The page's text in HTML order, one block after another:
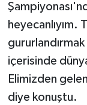
heyecanlıyım.
içerisinde
Elimizden
diye konuştu.